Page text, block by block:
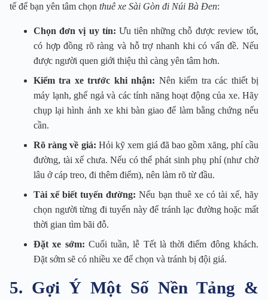
tế để bạn yên tâm chọn thuê xe Sài Gòn đi Núi Bà Đen:
Chọn đơn vị uy tín: Ưu tiên những chỗ được review tốt,
có hợp đồng rõ ràng và hỗ trợ nhanh khi có vấn đề. Nếu
được người quen giới thiệu thì càng yên tâm hơn.
Kiểm tra xe trước khi nhận: Nên kiểm tra các thiết bị
máy lạnh, ghế ngả và các tính năng hoạt động của xe. Hãy
chụp lại hình ảnh xe khi bàn giao để làm bằng chứng nếu
cần.
Rõ ràng về giá: Hỏi kỹ xem giá đã bao gồm xăng, phí cầu
đường, tài xế chưa. Nếu có thể phát sinh phụ phí (như chờ
lâu ở cáp treo, đi thêm điểm), nên làm rõ từ đầu.
Tài xế biết tuyến đường: Nếu bạn thuê xe có tài xế, hãy
chọn người từng đi tuyến này để tránh lạc đường hoặc mất
thời gian tìm bãi đỗ.
Đặt xe sớm: Cuối tuần, lễ Tết là thời điểm đông khách.
Đặt sớm sẽ có nhiều xe để chọn và tránh bị đội giá.
5. Gợi Ý Một Số Nền Tảng &